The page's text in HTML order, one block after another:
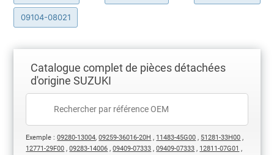
09104-08021
Catalogue complet de pièces détachées
d'origine SUZUKI
Exemple :09280-13004,09259-36016-20H , 11483-45G00 , 51281-33H00 ,
12771-29F00 ,09283-14006 ,09409-07333 ,09409-07333 , 12811-07G01 ,